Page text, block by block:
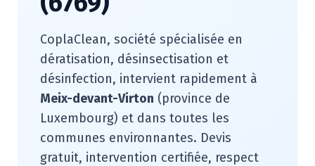
CoplaClean, société spécialisée en
dératisation, désinsectisation et
désinfection, intervient rapidement à
Meix-devant-Virton (province de
Luxembourg) et dans toutes les
communes environnantes. Devis
gratuit, intervention certifiée, respect